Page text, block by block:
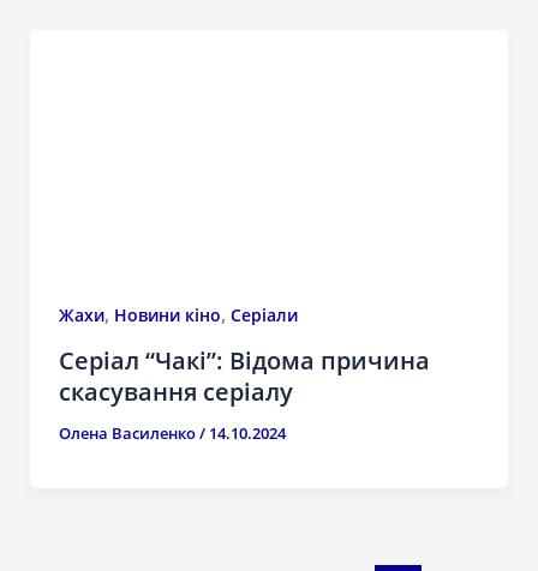
Жахи, Новини кіно, Серіали
Серіал “Чакі”: Відома причина
скасування серіалу
Олена Василенко/ 14.10.2024